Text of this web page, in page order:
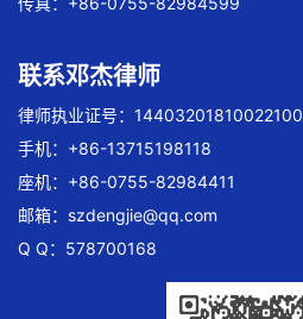
联系邓杰律师
律师执业证号：14403201810022100
手机：+86-13715198118
座机：+86-0755-82984411
邮箱： szdengjie@qq.com
Q Q：578700168